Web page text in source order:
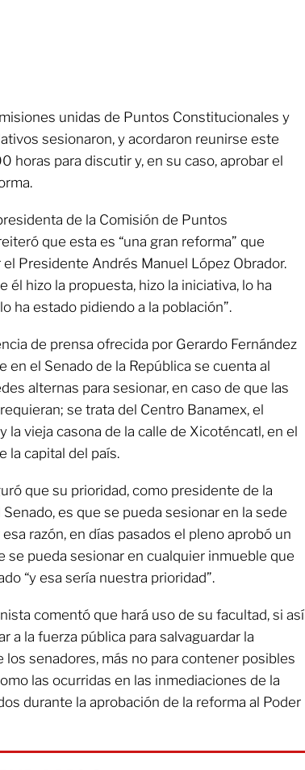
unidas de Puntos Constitucionales y
sesionaron, y acordaron reunirse este
horas para discutir y, en su caso, aprobar el
de la Comisión de Puntos
que esta es “una gran reforma” que
Presidente Andrés Manuel López Obrador.
él hizo la propuesta, hizo la iniciativa, lo ha
ha estado pidiendo a la población”.
de prensa ofrecida por Gerardo Fernández
en el Senado de la República se cuenta al
alternas para sesionar, en caso de que las
se trata del Centro Banamex, el
la vieja casona de la calle de Xicoténcatl, en el
la capital del país.
que su prioridad, como presidente de la
es que se pueda sesionar en la sede
razón, en días pasados el pleno aprobó un
se pueda sesionar en cualquier inmueble que
“y esa sería nuestra prioridad”.
comentó que hará uso de su facultad, si así
a la fuerza pública para salvaguardar la
los senadores, más no para contener posibles
las ocurridas en las inmediaciones de la
durante la aprobación de la reforma al Poder